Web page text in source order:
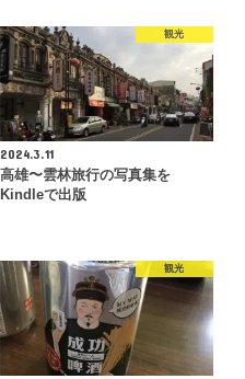
観光
2024.3.11
高雄〜雲林旅行の写真集を
Kindleで出版
観光